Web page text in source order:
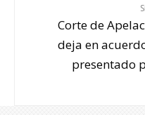
Corte de
deja en
presentado